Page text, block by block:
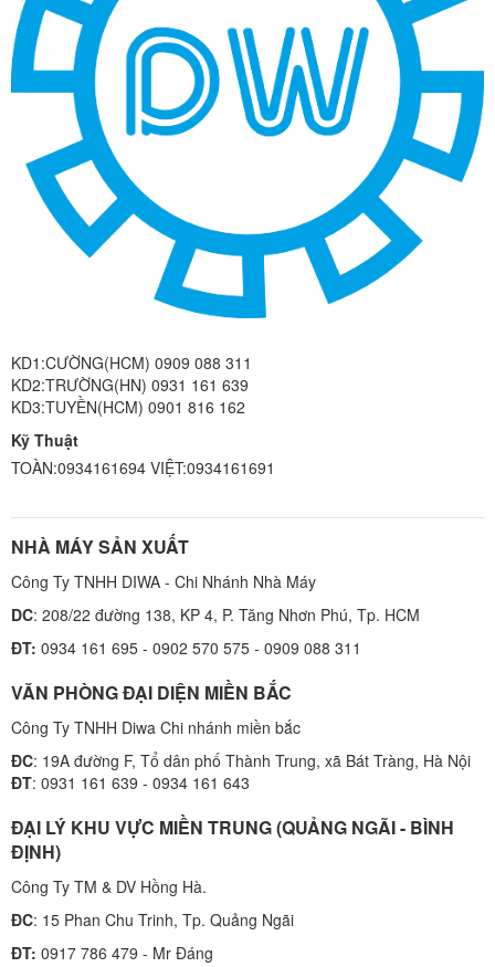
KD1:CƯỜNG(HCM) 0909 088 311
KD2:TRƯỜNG(HN) 0931 161 639
KD3:TUYỀN(HCM) 0901 816 162
Kỹ Thuật
TOÀN:0934161694 VIỆT:0934161691
NHÀ MÁY SẢN XUẤT
Công Ty TNHH DIWA - Chi Nhánh Nhà Máy
DC: 208/22 đường 138, KP 4, P. Tăng Nhơn Phú, Tp. HCM
ĐT: 0934 161 695 - 0902 570 575 - 0909 088 311
VĂN PHÒNG ĐẠI DIỆN MIỀN BẮC
Công Ty TNHH Diwa Chi nhánh miền bắc
ĐC: 19A đường F, Tổ dân phố Thành Trung, xã Bát Tràng, Hà Nội
ĐT: 0931 161 639 - 0934 161 643
ĐẠI LÝ KHU VỰC MIỀN TRUNG (QUẢNG NGÃI - BÌNH
ĐỊNH)
Công Ty TM & DV Hồng Hà.
ĐC: 15 Phan Chu Trinh, Tp. Quảng Ngãi
ĐT: 0917 786 479 - Mr Đáng